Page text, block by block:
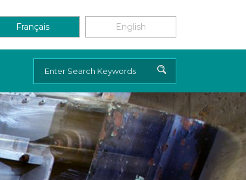
Français English
Rechercher